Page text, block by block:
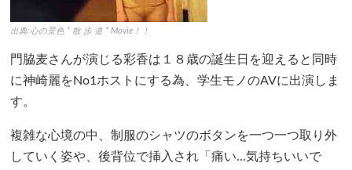
出典:心の景色 * 散 歩 道 * Movie！！
門脇麦さんが演じる彩香は１８歳の誕生日を迎えると同時
に神崎麗をNo1ホストにする為、学生モノのAVに出演しま
す。
複雑な心境の中、制服のシャツのボタンを一つ一つ取り外
していく姿や、後背位で挿入され「痛い…気持ちいいで